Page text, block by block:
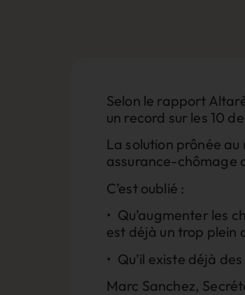
Selon le rapport
un record sur les 10
La solution prônée
assurance-chômage
C’est oublié :
•⁠ ⁠Qu’augmenter les
est déjà un trop plein
•⁠ ⁠Qu’il existe déjà
Marc Sanchez,